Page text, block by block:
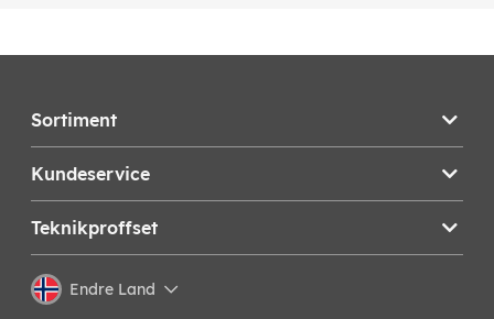
Sortiment
Kundeservice
Teknikproffset
Endre Land